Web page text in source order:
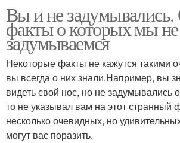
Вы и не
факты о которых мы не
задумываемся
Некоторые факты не кажутся такими
вы всегда о них знали.Например, вы
видеть свой нос, но не задумывались
то не указывал вам на этот странный
несколько очевидных, но
могут вас поразить.